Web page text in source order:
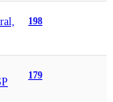
198
179